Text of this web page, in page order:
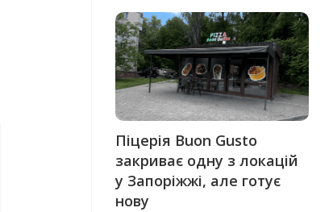
Піцерія Buon Gusto
закриває одну з локацій
у Запоріжжі, але готує
нову